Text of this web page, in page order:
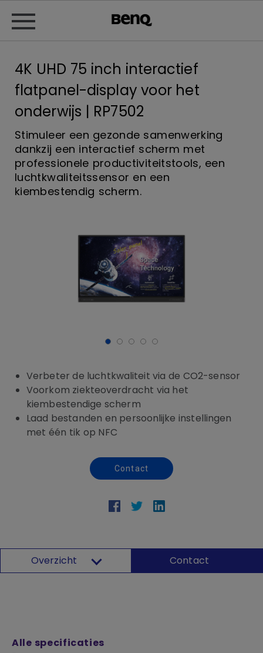
4K UHD 75 inch interactief
flatpanel-display voor het
onderwijs | RP7502
Stimuleer een gezonde samenwerking
dankzij een interactief scherm met
professionele productiviteitstools, een
luchtkwaliteitssensor en een
kiembestendig scherm.
Verbeter de luchtkwaliteit via de CO2-sensor
Voorkom ziekteoverdracht via het
kiembestendige scherm
Laad bestanden en persoonlijke instellingen
met één tik op NFC
Contact
Overzicht Contact
Alle specificaties